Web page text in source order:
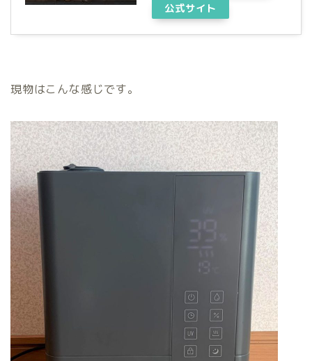
公式サイト
現物はこんな感じです。